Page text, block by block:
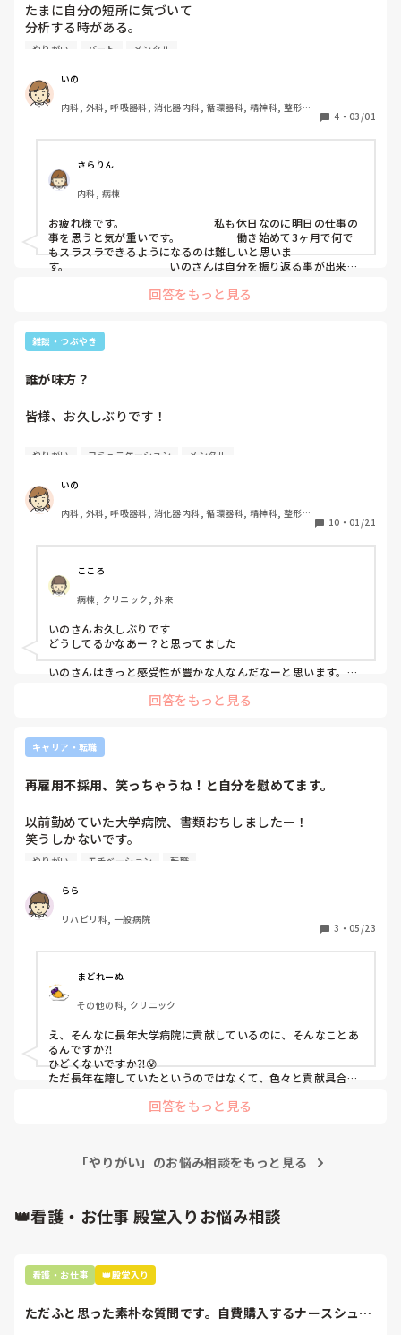
たまに自分の短所に気づいて
分析する時がある。
結構、ふと無意識に。
そしてそれは今日も。
今日は私の家に友達が子供をつれて来た。
楽しすぎて気づいたら22時だった。
ここで思う。
｢あ、仕事行きたくない｣
｢辞めてしまおうか｣
重ねて、
｢週明けの仕事がこわい｣
多分みなさんの中には、
たくさんいらっしゃると思います。
だけど私の場合は、
明日も休みなのに2日後の仕事の事を
今日からすでに心が緊張してしまいます。
加えて、
休み明けの仕事で失敗してしまった時に
感情の差が開いてしまって心が疲れるし
とんでもなくストレスになってしまうので
全力で楽しめません。
常に仕事モードというか、
仕事の事を考えて構えていないと不安。
この短所が見えました。
前から気づいてはいたけど、
やっと言葉に出来ました。
つくづく思います。
何度も言ってしまいますが、
今の仕事はすごく楽しくて、
とても心が弾んで明日も頑張るぞ
ってなります。
だけど、ミスをする事がストレスで
なんなら｢それってミスか？｣って思うような
些細な事でさえも、切腹のテンションに…。
ミスへのストレスを強く感じる理由は、
私のミスのせいで先輩方にフォローを
していただく形になってしまって、
迷惑かけたなぁ…って思うのと、
お客さんに、お待たせしてしまったなって
申し訳なくなる事です。
スラスラ業務がこなせる訳でもなく、
ホール・キッチン・その他
3ヶ月で網羅するなんて難しい事です。
それぞれ細かく業務がたくさんあります。
やりがい パート メンタル
いの
内科, 外科, 呼吸器科, 消化器内科, 循環器科, 精神科, 整形外
4 ・ 03/01
さらりん
内科, 病棟
お疲れ様です。　　　　　　　　私も休日なのに明日の仕事の
事を思うと気が重いです。　　　　　働き始めて3ヶ月で何で
もスラスラできるようになるのは難しいと思いま
す。　　　　　　　　　いのさんは自分を振り返る事が出来て
んの働きぶりを見ていれば周りは優しく見守ってくれているの
いのさんが頑張っている投稿を読んで辛いのは私だけではない
と自分に言い聞かせています。　　　雑音は気にしない事で
回答をもっと見る
雑談・つぶやき
誰が味方？
皆様、お久しぶりです！
だいぶ遅れまくりましたが、
2025年は、
なんとか乗り越えた1年という感じで、
とでも言いましょうか。
私に差し伸べてくれたたくさんの手。
まぶしく、あたたかい手でした。
2026年は、
・自分の心を守る事
・大切な人の心を守る事
・自分自身もあたたかな手になる事
そして年末年始の出来事と言うと…。
ケーキ屋さんを辞めるまでは、
終える事に必死でした。
結局辞めるその日までBさんは顔を見せず
挨拶も無しでした。
その後すぐ新しい職場で働き始めました。
某パスタ店。
とっっっても楽しい！！！
仕事を覚える毎に楽しさが増します。
だけど、いつもそうです。
｢最初は楽しい｣
なんだか警戒しちゃって
って過去の嫌な人と重ねてしまう。
この私の思考のせいで苦しいのは
言葉がきつい人は1人。
だけど意地悪な人は今のところいません。
言葉がきついって私からしたら
やりがい コミュニケーション メンタル
いの
内科, 外科, 呼吸器科, 消化器内科, 循環器科, 精神科, 整形外
期
10 ・ 01/21
こころ
病棟, クリニック, 外来
いのさんお久しぶりです
どうしてるかなあー？と思ってました
いのさんはきっと感受性が豊かな人なんだなーと思います。
思考についていかないのでは？
うんです。
これはもう自分の力ではどうにも出来ないんですよね。
ん。
ではどうすればいいか？
それは経験を積んで自分に自信をつけるしかないんだと思いま
す。
しいです。
バリバリ仕事してるように見える人だって自信なんてそんなに
ないんじゃないかな…？
もそれの積み重ねで気づけばいろんな事が出来るようになって
く…
そうは言ってもそこまでが。辛いからなかなかうまく行かない
んですけどね…。
いのさんだけではないです。
私も何年ももがいてますよ
永遠のテーマです
いつでも笑顔を心がけてるいのさん
回答をもっと見る
キャリア・転職
再雇用不採用、笑っちゃうね！と自分を慰めてます。
以前勤めていた大学病院、書類おちしましたー！
笑うしかないです。
その間に学生指導者もして大学にも通い直したし。
コロナ病棟勤務もしました。
でも心を壊しました。
通院で持ち直した結果、自分もカウンセラーの資格を得まし
けれど、病棟として都府県に感染症登録をしているので、そ
こを閉鎖するか次の辞令まではコロナを優先的にみ続ける現
実があります。
それはちょっと違うな……と感じたので、24年の秋に退職し
ました。
それ自体も予定よりも時期を延長した退職です。
退職後、一念発起して住んでみたかった場所へ移住・転職し
必要が生じました。
(採用試験じたい何回も行っている病院のため、募集人員に
達したところで試験中止になります)
家族の体調面は落ち着きましたが、90歳を迎える祖母の重症
心不全と透析導入だったため、今後のことも考慮し、通える
(もともと電車で2.5時間距離にいたのが、転居に伴い電車6
やりがい モチベーション 転職
らら
リハビリ科, 一般病院
3 ・ 05/23
まどれーぬ
その他の科, クリニック
え、そんなに長年大学病院に貢献しているのに、そんなことあ
るんですか⁈
ひどくないですか⁈😰
ただ長年在籍していたというのではなくて、色々と貢献具合が
私の勤めていた大学病院では出戻りが珍しくなくて、しかも採
私は退職から1年後に出戻ることになったんですけど、
っていました💦
まずまだ大学病院に残っている仲の良い先輩に連絡をしまし
た。
回答をもっと見る
「やりがい」のお悩み相談をもっと見る
👑看護・お仕事 殿堂入りお悩み相談
看護・お仕事 👑殿堂入り
ただふと思った素朴な質問です。自費購入するナースシュー